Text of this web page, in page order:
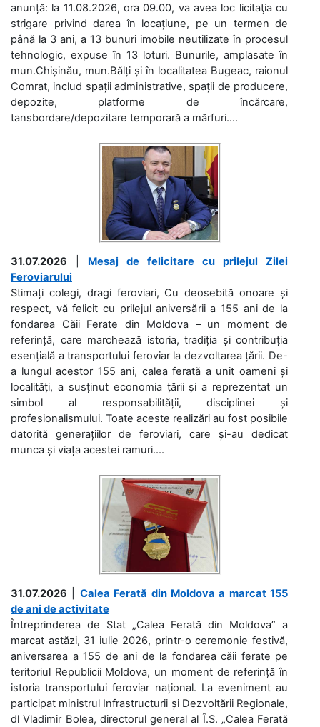
anunță: la 11.08.2026, ora 09.00, va avea loc licitaţia cu
strigare privind darea în locațiune, pe un termen de
până la 3 ani, a 13 bunuri imobile neutilizate în procesul
tehnologic, expuse în 13 loturi. Bunurile, amplasate în
mun.Chișinău, mun.Bălți și în localitatea Bugeac, raionul
Comrat, includ spații administrative, spații de producere,
depozite, platforme de încărcare,
tansbordare/depozitare temporară a mărfuri....
31.07.2026
Mesaj de felicitare cu prilejul Zilei
Feroviarului
Stimați colegi, dragi feroviari, Cu deosebită onoare și
respect, vă felicit cu prilejul aniversării a 155 ani de la
fondarea Căii Ferate din Moldova – un moment de
referință, care marchează istoria, tradiția și contribuția
esențială a transportului feroviar la dezvoltarea țării. De-
a lungul acestor 155 ani, calea ferată a unit oameni și
localități, a susținut economia țării și a reprezentat un
simbol al responsabilității, disciplinei și
profesionalismului. Toate aceste realizări au fost posibile
datorită generațiilor de feroviari, care și-au dedicat
munca și viața acestei ramuri....
31.07.2026
Calea Ferată din Moldova a marcat 155
de ani de activitate
Întreprinderea de Stat „Calea Ferată din Moldova” a
marcat astăzi, 31 iulie 2026, printr-o ceremonie festivă,
aniversarea a 155 de ani de la fondarea căii ferate pe
teritoriul Republicii Moldova, un moment de referință în
istoria transportului feroviar național. La eveniment au
participat ministrul Infrastructurii și Dezvoltării Regionale,
dl Vladimir Bolea, directorul general al Î.S. „Calea Ferată